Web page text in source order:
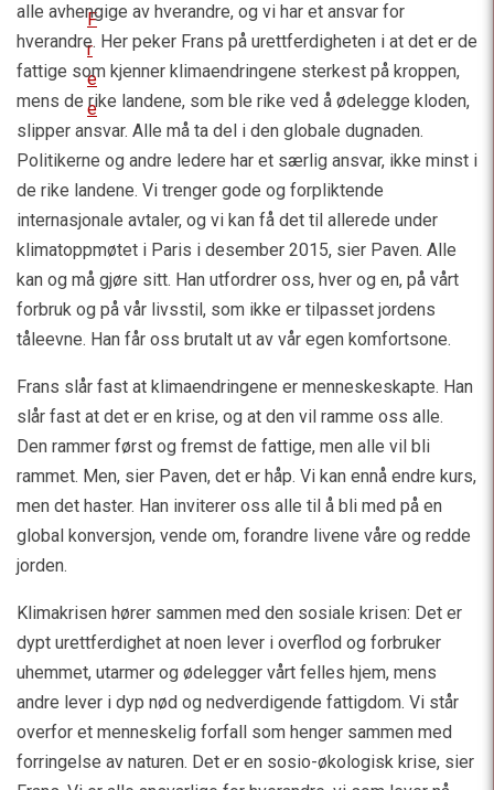
F
r
e
e
alle avhengige av hverandre, og vi har et ansvar for
hverandre. Her peker Frans på urettferdigheten i at det er de
fattige som kjenner klimaendringene sterkest på kroppen,
mens de rike landene, som ble rike ved å ødelegge kloden,
slipper ansvar. Alle må ta del i den globale dugnaden.
Politikerne og andre ledere har et særlig ansvar, ikke minst i
de rike landene. Vi trenger gode og forpliktende
internasjonale avtaler, og vi kan få det til allerede under
klimatoppmøtet i Paris i desember 2015, sier Paven. Alle
kan og må gjøre sitt. Han utfordrer oss, hver og en, på vårt
forbruk og på vår livsstil, som ikke er tilpasset jordens
tåleevne. Han får oss brutalt ut av vår egen komfortsone.
Frans slår fast at klimaendringene er menneskeskapte. Han
slår fast at det er en krise, og at den vil ramme oss alle.
Den rammer først og fremst de fattige, men alle vil bli
rammet. Men, sier Paven, det er håp. Vi kan ennå endre kurs,
men det haster. Han inviterer oss alle til å bli med på en
global konversjon, vende om, forandre livene våre og redde
jorden.
Klimakrisen hører sammen med den sosiale krisen: Det er
dypt urettferdighet at noen lever i overflod og forbruker
uhemmet, utarmer og ødelegger vårt felles hjem, mens
andre lever i dyp nød og nedverdigende fattigdom. Vi står
overfor et menneskelig forfall som henger sammen med
forringelse av naturen. Det er en sosio-økologisk krise, sier